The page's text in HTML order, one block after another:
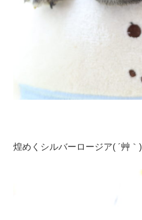
煌めくシルバーロージア( ´艸｀)